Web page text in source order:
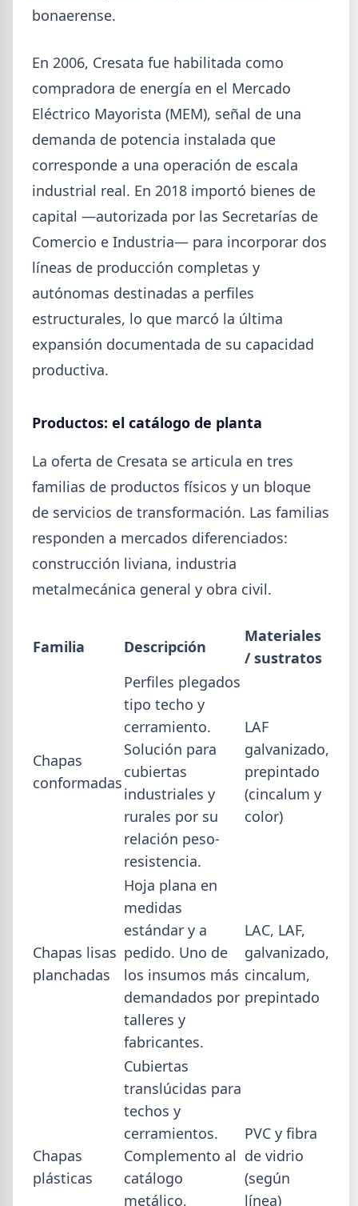
paritaria. Agosto se liquida con los valores de abril:
GENERAL 2026-08-04
Día de la Siderurgia: cómo llega el
sector al aniversario 78 del legado
de Savio
Manuel Savio con inversiones millonarias, un
que se reordena hacia la minería y la energía.
Perfiles.com.ar abrió su tercera
sucursal en zona norte: llegó a San
Isidro
La distribuidora siderometalúrgica, fundada en
1974 en San Fernando, sumó un local sobre Av.
Andrés Rolón, su primer punto de venta en San
Informe ADIMRA junio 2026: la
producción metalúrgica cayó 4,6%
La producción metalúrgica acumula una baja de
bonaerense.
En 2006, Cresata fue habilitada como
compradora de energía en el Mercado
Eléctrico Mayorista (MEM), señal de una
demanda de potencia instalada que
corresponde a una operación de escala
industrial real. En 2018 importó bienes de
capital —autorizada por las Secretarías de
Comercio e Industria— para incorporar dos
líneas de producción completas y
autónomas destinadas a perfiles
estructurales, lo que marcó la última
expansión documentada de su capacidad
productiva.
Productos: el catálogo de planta
La oferta de Cresata se articula en tres
familias de productos físicos y un bloque
de servicios de transformación. Las familias
responden a mercados diferenciados:
construcción liviana, industria
metalmecánica general y obra civil.
Familia Descripción
Materiales
/ sustratos
Chapas
conformadas
Perfiles plegados
tipo techo y
cerramiento.
Solución para
cubiertas
industriales y
rurales por su
relación peso-
resistencia.
LAF
galvanizado,
prepintado
(cincalum y
color)
Chapas lisas
planchadas
Hoja plana en
medidas
estándar y a
pedido. Uno de
los insumos más
demandados por
talleres y
fabricantes.
LAC, LAF,
galvanizado,
cincalum,
prepintado
Chapas
plásticas
Cubiertas
translúcidas para
techos y
cerramientos.
Complemento al
catálogo
metálico,
PVC y fibra
de vidrio
(según
línea)